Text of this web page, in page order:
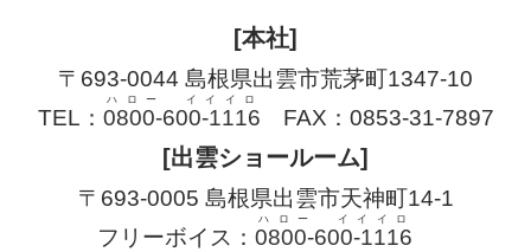
[本社]
〒693-0044 島根県出雲市荒茅町1347-10
TEL： 0800-600-1116
ハロー イイイロ
FAX：0853-31-7897
[出雲ショールーム]
〒693-0005 島根県出雲市天神町14-1
フリーボイス： 0800-600-1116
ハロー イイイロ